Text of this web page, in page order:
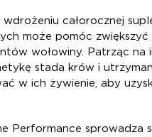
całorocznej
może pomóc zwiększyć
wołowiny. Patrząc na
stada krów i
w ich żywienie, aby
Performance sprowadza